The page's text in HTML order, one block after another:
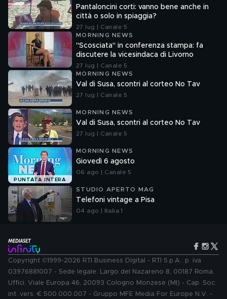
Pantaloncini corti: vanno bene anche in
città o solo in spiaggia?
27 lug | Canale 5
MORNING NEWS
"Scosciata" in conferenza stampa: fa
discutere la vicesindaca di Livorno
27 lug | Canale 5
MORNING NEWS
Val di Susa, scontri al corteo No Tav
27 lug | Canale 5
MORNING NEWS
Val di Susa, scontri al corteo No Tav
27 lug | Canale 5
PUNTATA INTERA
MORNING NEWS
Giovedì 6 agosto
06 ago | Canale 5
STUDIO APERTO MAG
Telefoni vintage a Pisa
04 ago | Italia 1
Copyright ©1999-2026 RTI Business Digital - RTI S.p.A.: p. iva
03976881007 - Sede legale: Largo del Nazareno 8, 00187 Roma.
Uffici: Viale Europa 46, 20093 Cologno Monzese (MI) - Cap. Soc.
int. vers. € 500.000.007 - Gruppo MFE Media For Europe N.V. -